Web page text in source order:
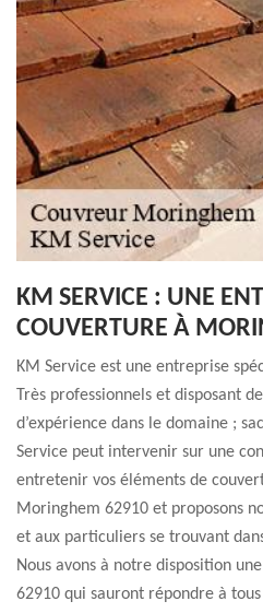
KM SERVICE : UNE
COUVERTURE À
KM Service est une entreprise
Très professionnels et disposant
d’expérience dans le domaine ;
Service peut intervenir sur une
entretenir vos éléments de
Moringhem 62910 et proposons
et aux particuliers se trouvant
Nous avons à notre disposition
62910 qui sauront répondre à